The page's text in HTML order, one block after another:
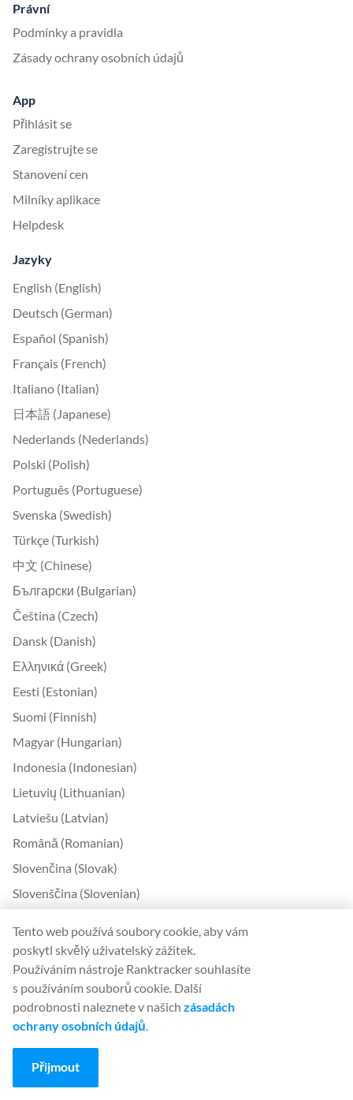
Právní
Podmínky a pravidla
Zásady ochrany osobních údajů
App
Přihlásit se
Zaregistrujte se
Stanovení cen
Milníky aplikace
Helpdesk
Jazyky
English (English)
Deutsch (German)
Español (Spanish)
Français (French)
Italiano (Italian)
日本語 (Japanese)
Nederlands (Nederlands)
Polski (Polish)
Português (Portuguese)
Svenska (Swedish)
Türkçe (Turkish)
中文 (Chinese)
Български (Bulgarian)
Čeština (Czech)
Dansk (Danish)
Ελληνικά (Greek)
Eesti (Estonian)
Suomi (Finnish)
Magyar (Hungarian)
Indonesia (Indonesian)
Lietuvių (Lithuanian)
Latviešu (Latvian)
Română (Romanian)
Slovenčina (Slovak)
Slovenščina (Slovenian)
한국어 (Korean)
Bokmål (Norwegian)
Kontakt
O nás
Tento web používá soubory cookie, aby vám
poskytl skvělý uživatelský zážitek.
Používáním nástroje Ranktracker souhlasíte
s používáním souborů cookie. Další
podrobnosti naleznete v našich zásadách
ochrany osobních údajů.
Přijmout